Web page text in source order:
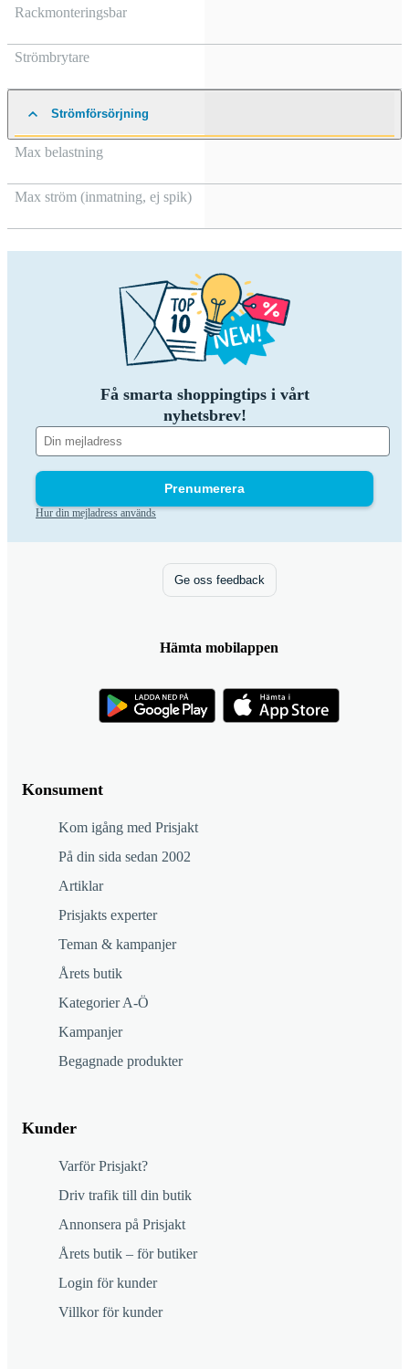
Rackmonteringsbar
Strömbrytare
Strömförsörjning
Max belastning
Max ström (inmatning, ej spik)
Få smarta shoppingtips i vårt
nyhetsbrev!
Prenumerera
Hur din mejladress används
Konsument
Kom igång med Prisjakt
På din sida sedan 2002
Artiklar
Prisjakts experter
Teman & kampanjer
Årets butik
Kategorier A-Ö
Kampanjer
Begagnade produkter
Kunder
Varför Prisjakt?
Driv trafik till din butik
Annonsera på Prisjakt
Årets butik – för butiker
Login för kunder
Villkor för kunder
Ge oss feedback
Hämta mobilappen